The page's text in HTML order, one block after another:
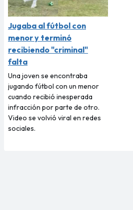
Jugaba al fútbol con
menor y terminó
recibiendo "criminal"
falta
Una joven se encontraba
jugando fútbol con un menor
cuando recibió inesperada
infracción por parte de otro.
Video se volvió viral en redes
sociales.